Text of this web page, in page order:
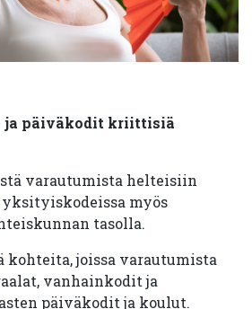
ja päiväkodit kriittisiä
varautumista helteisiin
myös
tasolla.
joissa varautumista
vanhainkodit ja
päiväkodit ja koulut.